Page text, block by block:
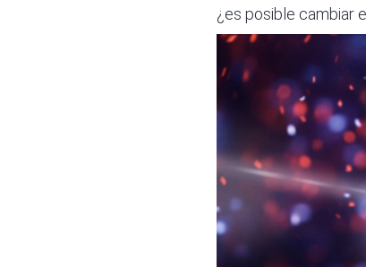
¿es posible cambiar